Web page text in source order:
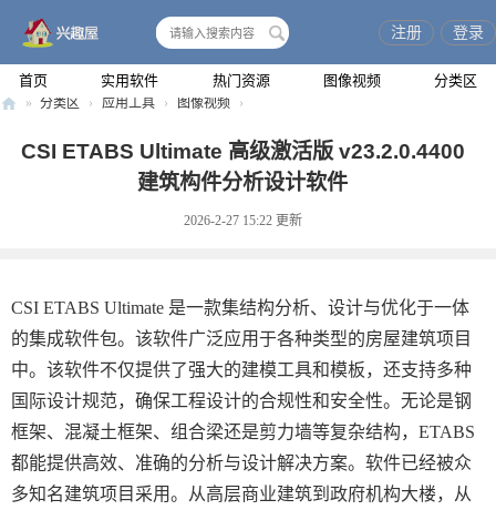
首页 实用软件 热门资源 图像视频 分类区
注册 登录
» 分类区 › 应用工具 › 图像视频 ›
CSI ETABS Ultimate 高级激活版 v23.2.0.4400
建筑构件分析设计软件
2026-2-27 15:22 更新
CSI ETABS Ultimate 是一款集结构分析、设计与优化于一体
的集成软件包。该软件广泛应用于各种类型的房屋建筑项目
中。该软件不仅提供了强大的建模工具和模板，还支持多种
国际设计规范，确保工程设计的合规性和安全性。无论是钢
框架、混凝土框架、组合梁还是剪力墙等复杂结构，ETABS
都能提供高效、准确的分析与设计解决方案。软件已经被众
多知名建筑项目采用。从高层商业建筑到政府机构大楼，从